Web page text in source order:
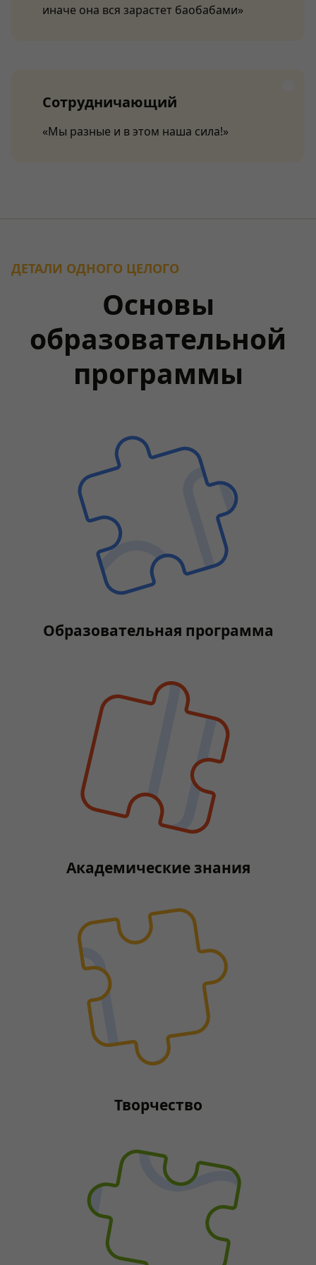
иначе она вся зарастет баобабами»
Сотрудничающий
«Мы разные и в этом наша сила!»
ДЕТАЛИ ОДНОГО ЦЕЛОГО
Основы
образовательной
программы
Образовательная программа
Академические знания
Творчество